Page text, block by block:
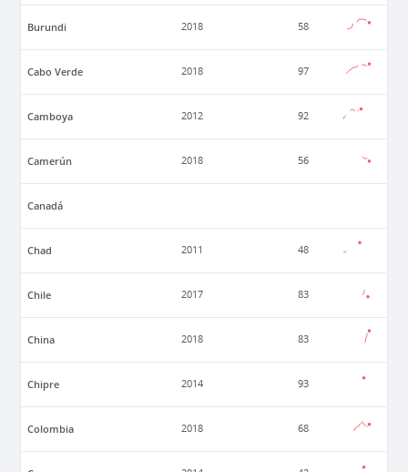
Burundi 2018 58
Cabo Verde 2018 97
Camboya 2012 92
Camerún 2018 56
Canadá
Chad 2011 48
Chile 2017 83
China 2018 83
Chipre 2014 93
Colombia 2018 68